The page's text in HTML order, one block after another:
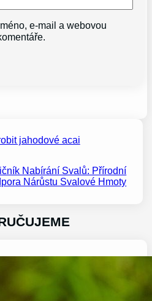
e-mail a webovou
jahodové acai
Nabírání Svalů: Přírodní
Nárůstu Svalové Hmoty